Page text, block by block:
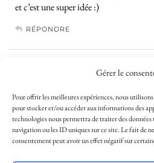
Gérer le
Pour offrir les meilleures expériences, nous
pour stocker et/ou accéder aux informations des
technologies nous permettra de traiter des
navigation ou les ID uniques sur ce site. Le fait de
consentement peut avoir un effet négatif sur
et c’est une super idée :)
RÉPONDRE
22 FÉVRIER 2019 / 22 H 13 MIN
Bravo!!! Continue! La cohérence c’est
RÉPONDRE
AMELIE